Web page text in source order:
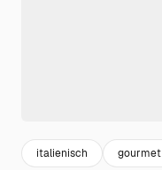
italienisch gourmet